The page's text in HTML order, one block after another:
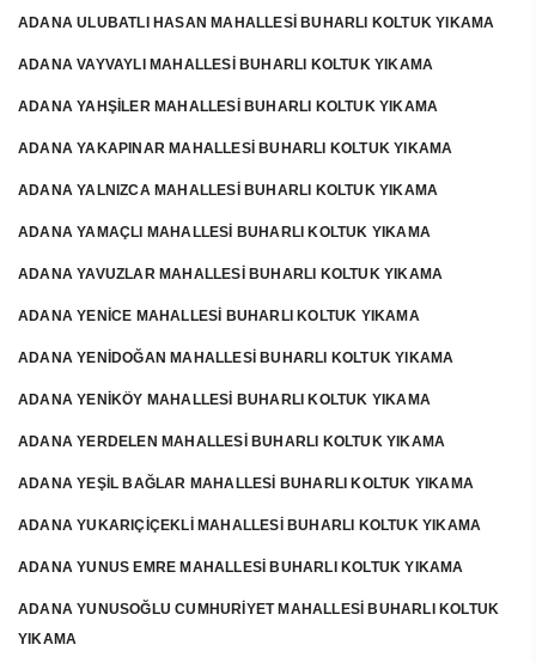
ADANA ULUBATLI HASAN MAHALLESİ BUHARLI KOLTUK YIKAMA
ADANA VAYVAYLI MAHALLESİ BUHARLI KOLTUK YIKAMA
ADANA YAHŞİLER MAHALLESİ BUHARLI KOLTUK YIKAMA
ADANA YAKAPINAR MAHALLESİ BUHARLI KOLTUK YIKAMA
ADANA YALNIZCA MAHALLESİ BUHARLI KOLTUK YIKAMA
ADANA YAMAÇLI MAHALLESİ BUHARLI KOLTUK YIKAMA
ADANA YAVUZLAR MAHALLESİ BUHARLI KOLTUK YIKAMA
ADANA YENİCE MAHALLESİ BUHARLI KOLTUK YIKAMA
ADANA YENİDOĞAN MAHALLESİ BUHARLI KOLTUK YIKAMA
ADANA YENİKÖY MAHALLESİ BUHARLI KOLTUK YIKAMA
ADANA YERDELEN MAHALLESİ BUHARLI KOLTUK YIKAMA
ADANA YEŞİL BAĞLAR MAHALLESİ BUHARLI KOLTUK YIKAMA
ADANA YUKARIÇİÇEKLİ MAHALLESİ BUHARLI KOLTUK YIKAMA
ADANA YUNUS EMRE MAHALLESİ BUHARLI KOLTUK YIKAMA
ADANA YUNUSOĞLU CUMHURİYET MAHALLESİ BUHARLI KOLTUK
YIKAMA